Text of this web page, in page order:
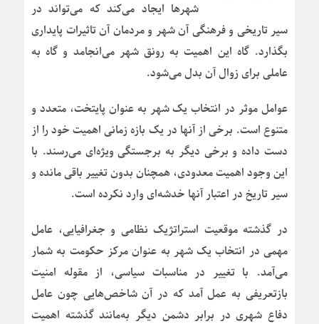
شهرها ایجاد می‌کند که می‌تواند در
سیر تاریخی و فرهنگی آن شهر و مردمان آن تاثیرات پایداری
بگذارد. گاه این اهمیت به رونق شهر می‌انجامد و گاه به
عاملی برای زوال آن بدل می‌شود.
عوامل موثر در انتخاب یک شهر به عنوان پایتخت، متعدد و
متنوع است. برخی از آنها در یک بازه زمانی اهمیت خود را از
دست داده و برخی دیگر به برجستگی ویژه‌ای می‌رسند. با
این وجود اهمیت معدودی، همچنان بدون تغییر باقی مانده‌ و
سیر تاریخ در اعتبار آنها خدشه‌ای وارد نکرده است.
در گذشته موقعیت استراتژیک نظامی و جغرافیایی، عامل
مهمی در انتخاب یک شهر به عنوان مرکز حکومت به شمار
می‌آمد. با تغییر در مناسبات سیاسی، از مقوله امنیت
بازتعریفی به عمل آمد که در آن شاخص‌هایی چون عامل
دفاع شهری در برابر دشمن دیگر به‌مانند گذشته اهمیت